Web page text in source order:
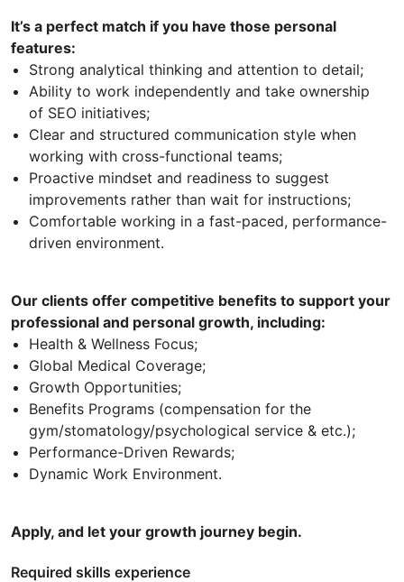
It’s a perfect match if you have those personal
features:
Strong analytical thinking and attention to detail;
Ability to work independently and take ownership
of SEO initiatives;
Clear and structured communication style when
working with cross-functional teams;
Proactive mindset and readiness to suggest
improvements rather than wait for instructions;
Comfortable working in a fast-paced, performance-
driven environment.
Our clients offer competitive benefits to support your
professional and personal growth, including:
Health & Wellness Focus;
Global Medical Coverage;
Growth Opportunities;
Benefits Programs (compensation for the
gym/stomatology/psychological service & etc.);
Performance-Driven Rewards;
Dynamic Work Environment.
Apply, and let your growth journey begin.
Required skills experience